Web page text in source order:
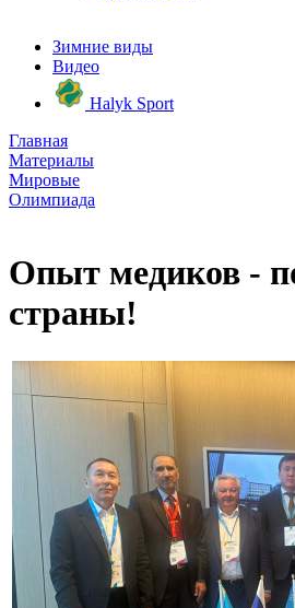
Зимние виды
Видео
Halyk Sport
Главная
Материалы
Мировые
Олимпиада
Опыт медиков -
страны!